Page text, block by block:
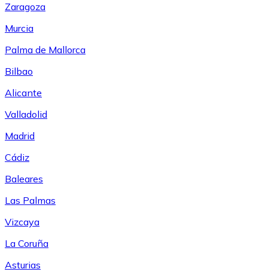
Zaragoza
Murcia
Palma de Mallorca
Bilbao
Alicante
Valladolid
Madrid
Cádiz
Baleares
Las Palmas
Vizcaya
La Coruña
Asturias